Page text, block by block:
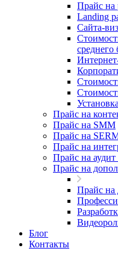
Прайс на
Landing
Cайта-
среднего
Прайс на
Прайс на SMM
Прайс на
Прайс на
Прайс на
Прайс на
Прайс на
Блог
Контакты